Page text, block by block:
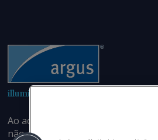
illuminating the markets
Ao acessar este site, você
não se limitando a, preços ,